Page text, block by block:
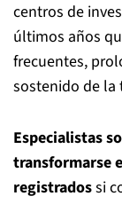
centros de
últimos años
frecuentes,
sostenido de
Especialistas
transformarse
registradossi